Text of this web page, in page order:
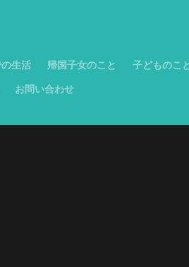
生活 帰国子女のこと
子どものこ
お問い合わせ